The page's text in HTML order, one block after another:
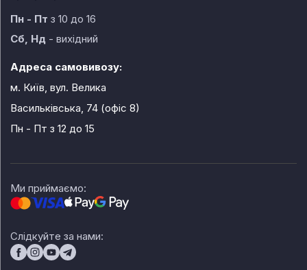
Пн - Пт з 10 до 16
Сб, Нд - вихідний
Адреса самовивозу:
м. Київ, вул. Велика
Васильківська, 74 (офіс 8)
Пн - Пт з 12 до 15
Ми приймаємо:
Слідкуйте за нами: